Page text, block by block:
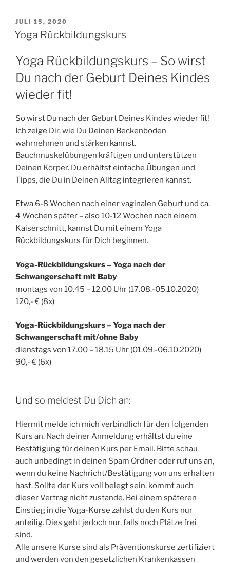
VERÖFFENTLICHT
AM
JULI 15, 2020
Yoga Rückbildungskurs
Yoga Rückbildungskurs – So wirst
Du nach der Geburt Deines Kindes
wieder fit!
So wirst Du nach der Geburt Deines Kindes wieder fit!
Ich zeige Dir, wie Du Deinen Beckenboden
wahrnehmen und stärken kannst.
Bauchmuskelübungen kräftigen und unterstützen
Deinen Körper. Du erhältst einfache Übungen und
Tipps, die Du in Deinen Alltag integrieren kannst.
Etwa 6-8 Wochen nach einer vaginalen Geburt und ca.
4 Wochen später – also 10-12 Wochen nach einem
Kaiserschnitt, kannst Du mit einem Yoga
Rückbildungskurs für Dich beginnen.
Yoga-Rückbildungskurs – Yoga nach der
Schwangerschaft mit Baby
montags von 10.45 – 12.00 Uhr (17.08.-05.10.2020)
120,- € (8x)
Yoga-Rückbildungskurs – Yoga nach der
Schwangerschaft mit/ohne Baby
dienstags von 17.00 – 18.15 Uhr (01.09.-06.10.2020)
90,- € (6x)
Und so meldest Du Dich an:
Hiermit melde ich mich verbindlich für den folgenden
Kurs an. Nach deiner Anmeldung erhältst du eine
Bestätigung für deinen Kurs per Email. Bitte schau
auch unbedingt in deinen Spam Ordner oder ruf uns an,
wenn du keine Nachricht/Bestätigung von uns erhalten
hast. Sollte der Kurs voll belegt sein, kommt auch
dieser Vertrag nicht zustande. Bei einem späteren
Einstieg in die Yoga-Kurse zahlst du den Kurs nur
anteilig. Dies geht jedoch nur, falls noch Plätze frei
sind.
Alle unsere Kurse sind als Präventionskurse zertifiziert
und werden von den gesetzlichen Krankenkassen